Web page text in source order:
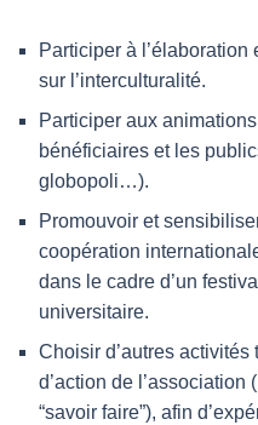
Participer à
sur l’interculturalité.
Participer aux
bénéficiaires et les
globopoli…).
Promouvoir et
coopération
dans le cadre d’un
universitaire.
Choisir d’autres activités
d’action de
“savoir faire”), afin